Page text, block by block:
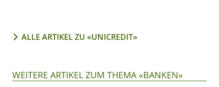
ALLE ARTIKEL ZU «UNICREDIT»
WEITERE ARTIKEL ZUM THEMA «BANKEN»